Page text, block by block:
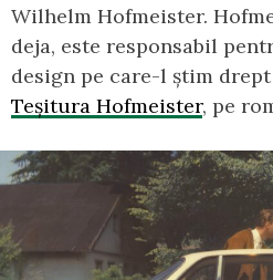
Wilhelm Hofmeister.
deja, este responsabil
design pe care-l știm
Teșitura Hofmeister, pe